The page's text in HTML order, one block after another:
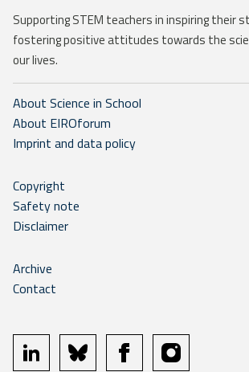
Supporting STEM teachers in inspiring their
fostering positive attitudes towards the
our lives.
About Science in School
About EIROforum
Imprint and data policy
Copyright
Safety note
Disclaimer
Archive
Contact
linkedin bluesky facebookinstagram